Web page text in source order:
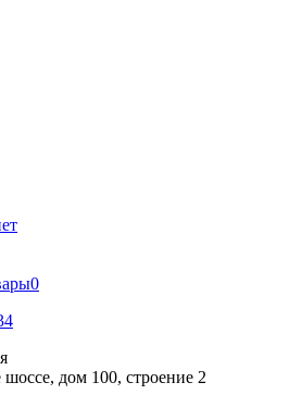
0
дом 100, строение 2